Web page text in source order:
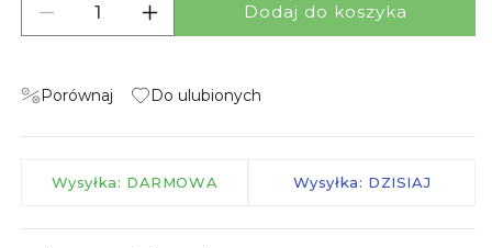
Zmniejsz ilość dla TUBA SUFITOWA
Zwiększ ilość dla TUBA SUFITOWA
Dodaj do koszyka
Porównaj Do ulubionych
Wysyłka: DARMOWA Wysyłka: DZISIAJ